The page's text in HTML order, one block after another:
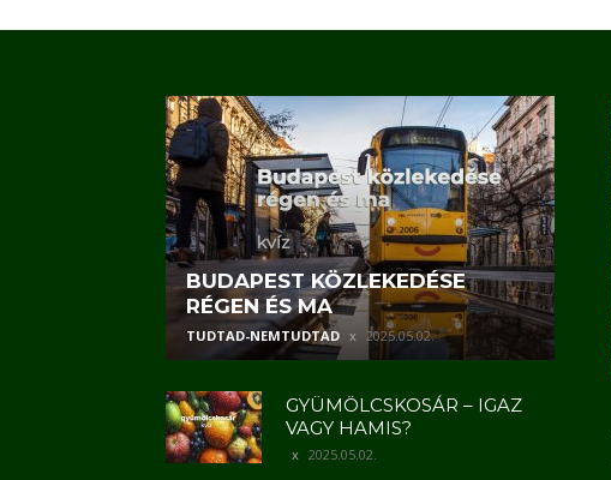
BUDAPEST KÖZLEKEDÉSE
RÉGEN ÉS MA
TUDTAD-NEMTUDTAD 2025.05.02.
GYÜMÖLCSKOSÁR – IGAZ
VAGY HAMIS?
2025.05.02.